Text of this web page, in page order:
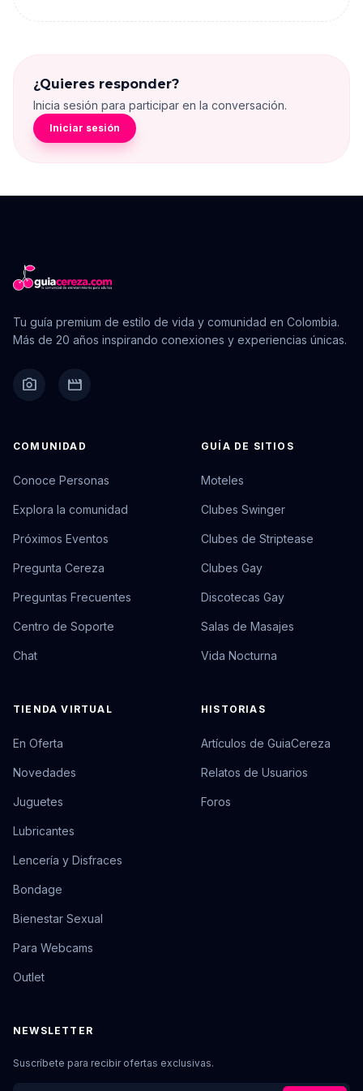
¿Quieres responder?
Inicia sesión para participar en la conversación.
Iniciar sesión
Tu guía premium de estilo de vida y comunidad en Colombia.
Más de 20 años inspirando conexiones y experiencias únicas.
camera_alt movie
COMUNIDAD
Conoce Personas
Explora la comunidad
Próximos Eventos
Pregunta Cereza
Preguntas Frecuentes
Centro de Soporte
Chat
GUÍA DE SITIOS
Moteles
Clubes Swinger
Clubes de Striptease
Clubes Gay
Discotecas Gay
Salas de Masajes
Vida Nocturna
TIENDA VIRTUAL
En Oferta
Novedades
Juguetes
Lubricantes
Lencería y Disfraces
Bondage
Bienestar Sexual
Para Webcams
Outlet
HISTORIAS
Artículos de GuiaCereza
Relatos de Usuarios
Foros
NEWSLETTER
Suscríbete para recibir ofertas exclusivas.